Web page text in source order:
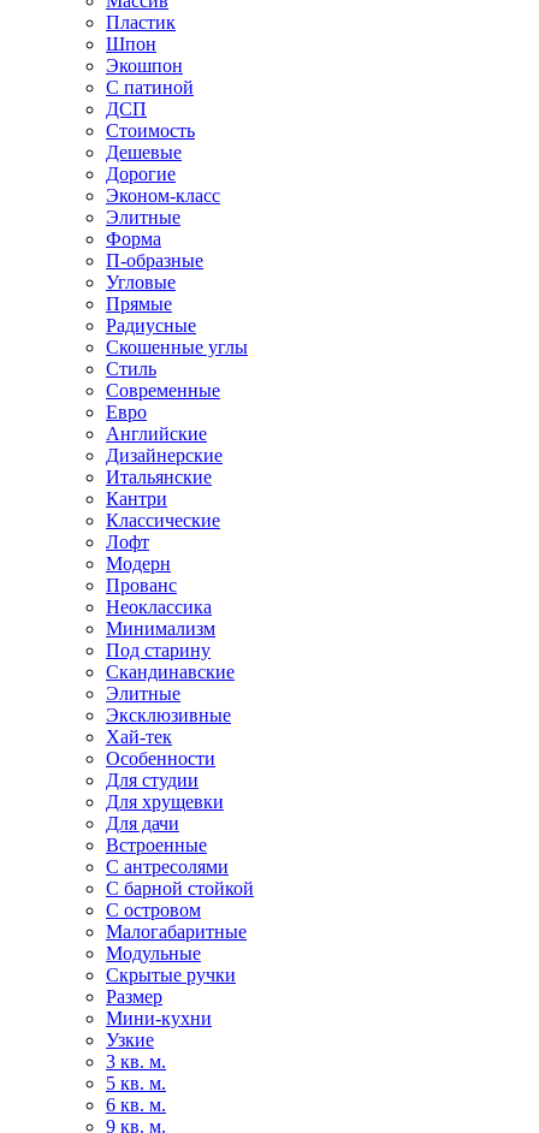
Пластик
Шпон
Экошпон
С патиной
ДСП
Стоимость
Дешевые
Дорогие
Эконом-класс
Элитные
Форма
П-образные
Угловые
Прямые
Радиусные
Скошенные углы
Стиль
Современные
Евро
Английские
Дизайнерские
Итальянские
Кантри
Классические
Лофт
Модерн
Прованс
Неоклассика
Минимализм
Под старину
Скандинавские
Элитные
Эксклюзивные
Хай-тек
Особенности
Для студии
Для хрущевки
Для дачи
Встроенные
С антресолями
С барной стойкой
С островом
Малогабаритные
Модульные
Скрытые ручки
Размер
Мини-кухни
Узкие
3 кв. м.
5 кв. м.
6 кв. м.
9 кв. м.